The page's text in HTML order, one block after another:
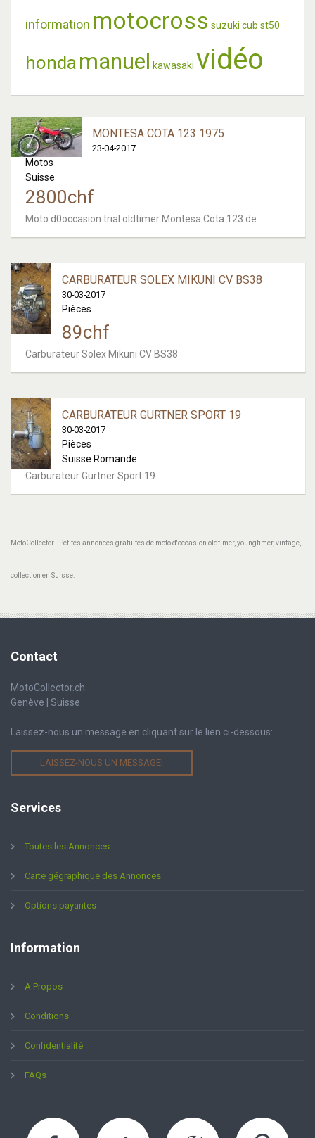
information motocross suzuki cub st50
honda manuel kawasaki vidéo
MONTESA COTA 123 1975
23-04-2017
Motos
Suisse
2800chf
Moto d0occasion trial oldtimer Montesa Cota 123 de ...
CARBURATEUR SOLEX MIKUNI CV BS38
30-03-2017
Pièces
89chf
Carburateur Solex Mikuni CV BS38
CARBURATEUR GURTNER SPORT 19
30-03-2017
Pièces
Suisse Romande
Carburateur Gurtner Sport 19
MotoCollector - Petites annonces gratuites de moto d'occasion oldtimer, youngtimer, vintage,
collection en Suisse.
Contact
MotoCollector.ch
Genève | Suisse
Laissez-nous un message en cliquant sur le lien ci-dessous:
LAISSEZ-NOUS UN MESSAGE!
Services
Toutes les Annonces
Carte gégraphique des Annonces
Options payantes
Information
A Propos
Conditions
Confidentialité
FAQs